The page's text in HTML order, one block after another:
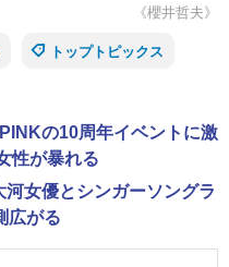
《櫻井哲夫》
トップトピックス
の10周年イベントに激
性が暴れる
女優とシンガーソングラ
広がる